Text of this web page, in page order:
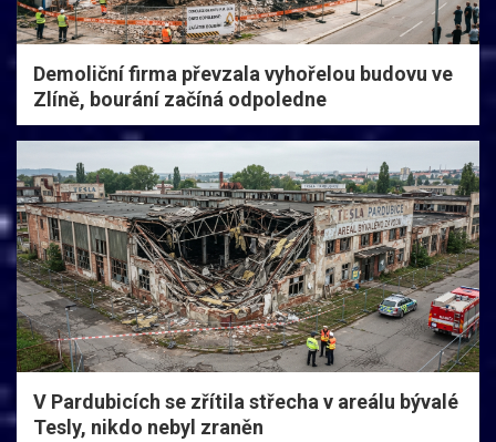
Demoliční firma převzala vyhořelou budovu ve
Zlíně, bourání začíná odpoledne
V Pardubicích se zřítila střecha v areálu bývalé
Tesly, nikdo nebyl zraněn